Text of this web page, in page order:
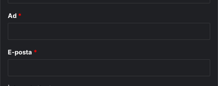
Ad *
E-posta *